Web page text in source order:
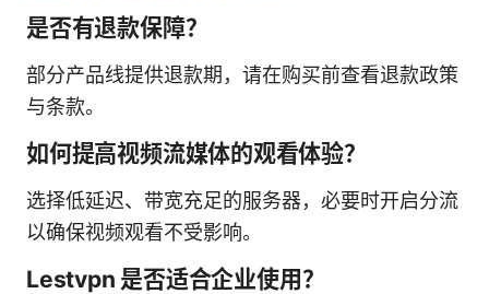
是否有退款保障？
部分产品线提供退款期，请在购买前查看退款政策
与条款。
如何提高视频流媒体的观看体验？
选择低延迟、带宽充足的服务器，必要时开启分流
以确保视频观看不受影响。
Lestvpn 是否适合企业使用？